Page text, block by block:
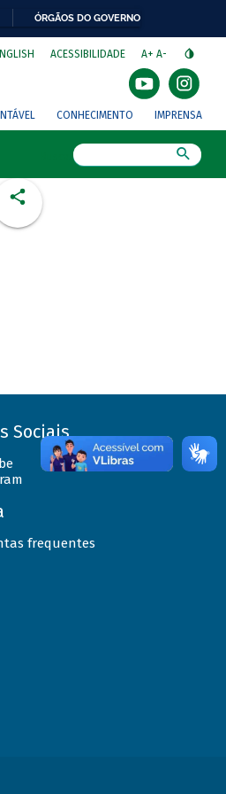
ÓRGÃOS DO GOVERNO
ACESSIBILIDADE A+ A-
CONHECIMENTO IMPRENSA
Sociais
frequentes